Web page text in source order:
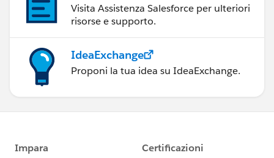
Visita Assistenza Salesforce per ulteriori
risorse e supporto.
IdeaExchange
Proponi la tua idea su IdeaExchange.